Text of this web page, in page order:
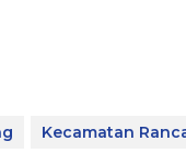
Kecamatan